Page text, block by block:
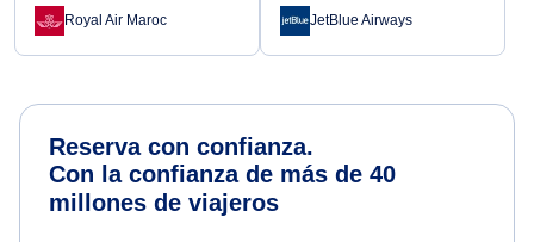
Royal Air Maroc JetBlue Airways
Reserva con confianza.
Con la confianza de más de 40
millones de viajeros